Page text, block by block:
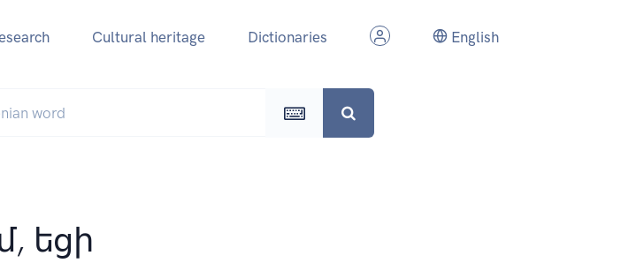
Cultural heritage Dictionaries English
եցի